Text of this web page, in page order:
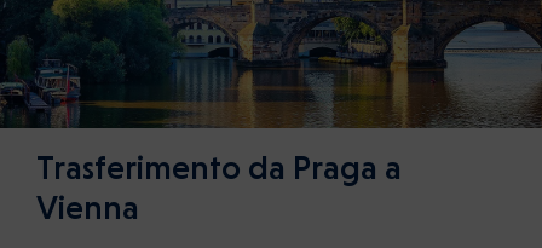
Trasferimento da Praga a
Vienna